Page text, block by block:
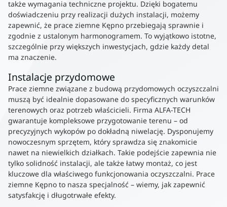
także wymagania techniczne projektu. Dzięki bogatemu
doświadczeniu przy realizacji dużych instalacji, możemy
zapewnić, że prace ziemne Kępno przebiegają sprawnie i
zgodnie z ustalonym harmonogramem. To wyjątkowo istotne,
szczególnie przy większych inwestycjach, gdzie każdy detal
ma znaczenie.
Instalacje przydomowe
Prace ziemne związane z budową przydomowych oczyszczalni
muszą być idealnie dopasowane do specyficznych warunków
terenowych oraz potrzeb właścicieli. Firma ALFA-TECH
gwarantuje kompleksowe przygotowanie terenu – od
precyzyjnych wykopów po dokładną niwelację. Dysponujemy
nowoczesnym sprzętem, który sprawdza się znakomicie
nawet na niewielkich działkach. Takie podejście zapewnia nie
tylko solidność instalacji, ale także łatwy montaż, co jest
kluczowe dla właściwego funkcjonowania oczyszczalni. Prace
ziemne Kępno to nasza specjalność – wiemy, jak zapewnić
satysfakcję i długotrwałe efekty.